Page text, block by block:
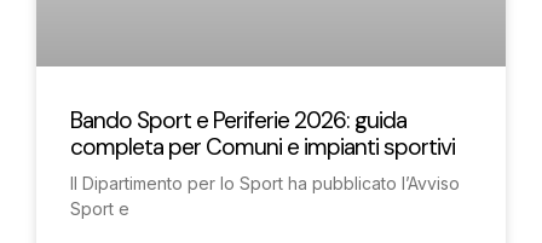
Bando Sport e Periferie 2026: guida
completa per Comuni e impianti sportivi
Il Dipartimento per lo Sport ha pubblicato l’Avviso
Sport e